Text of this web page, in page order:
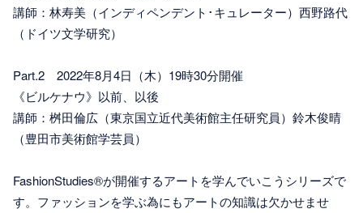
講師：林寿美（インディペンデント･キュレーター）西野路代
（ドイツ文学研究）
Part.2 2022年8月4日（木）19時30分開催
《ビルケナウ》以前、以後
講師：桝田倫広（東京国立近代美術館主任研究員）鈴木俊晴
（豊田市美術館学芸員）
FashionStudies®が開催するアートを学んでいこうシリーズで
す。ファッションを学ぶ為にもアートの知識は欠かせませ